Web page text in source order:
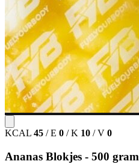
KCAL 45 / E 0 / K 10 / V 0
Ananas Blokjes - 500 gram